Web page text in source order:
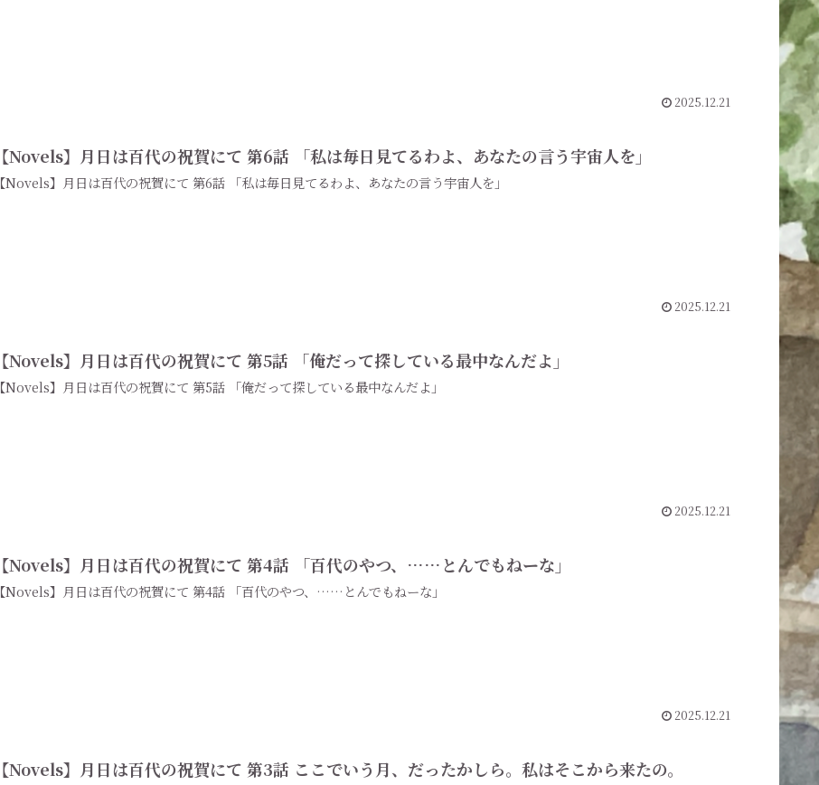
2025.12.21
【Novels】月日は百代の祝賀にて 第6話 「私は毎日見てるわよ、あなたの言う宇宙人を」
【Novels】月日は百代の祝賀にて 第6話 「私は毎日見てるわよ、あなたの言う宇宙人を」
2025.12.21
【Novels】月日は百代の祝賀にて 第5話 「俺だって探している最中なんだよ」
【Novels】月日は百代の祝賀にて 第5話 「俺だって探している最中なんだよ」
2025.12.21
【Novels】月日は百代の祝賀にて 第4話 「百代のやつ、……とんでもねーな」
【Novels】月日は百代の祝賀にて 第4話 「百代のやつ、……とんでもねーな」
2025.12.21
【Novels】月日は百代の祝賀にて 第3話 ここでいう月、だったかしら。私はそこから来たの。